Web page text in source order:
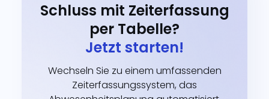
Schluss mit Zeiterfassung
per Tabelle?
Jetzt starten!
Wechseln Sie zu einem umfassenden
Zeiterfassungssystem, das